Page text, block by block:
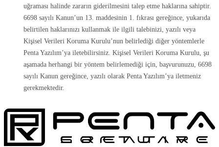
uğraması halinde zararın giderilmesini talep etme haklarına sahiptir.
6698 sayılı Kanun’un 13. maddesinin 1. fıkrası gereğince, yukarıda
belirtilen haklarınızı kullanmak ile ilgili talebinizi, yazılı veya
Kişisel Verileri Koruma Kurulu’nun belirlediği diğer yöntemlerle
Penta Yazılım’ya iletebilirsiniz. Kişisel Verileri Koruma Kurulu, şu
aşamada herhangi bir yöntem belirlemediği için, başvurunuzu, 6698
sayılı Kanun gereğince, yazılı olarak Penta Yazılım’ya iletmeniz
gerekmektedir.